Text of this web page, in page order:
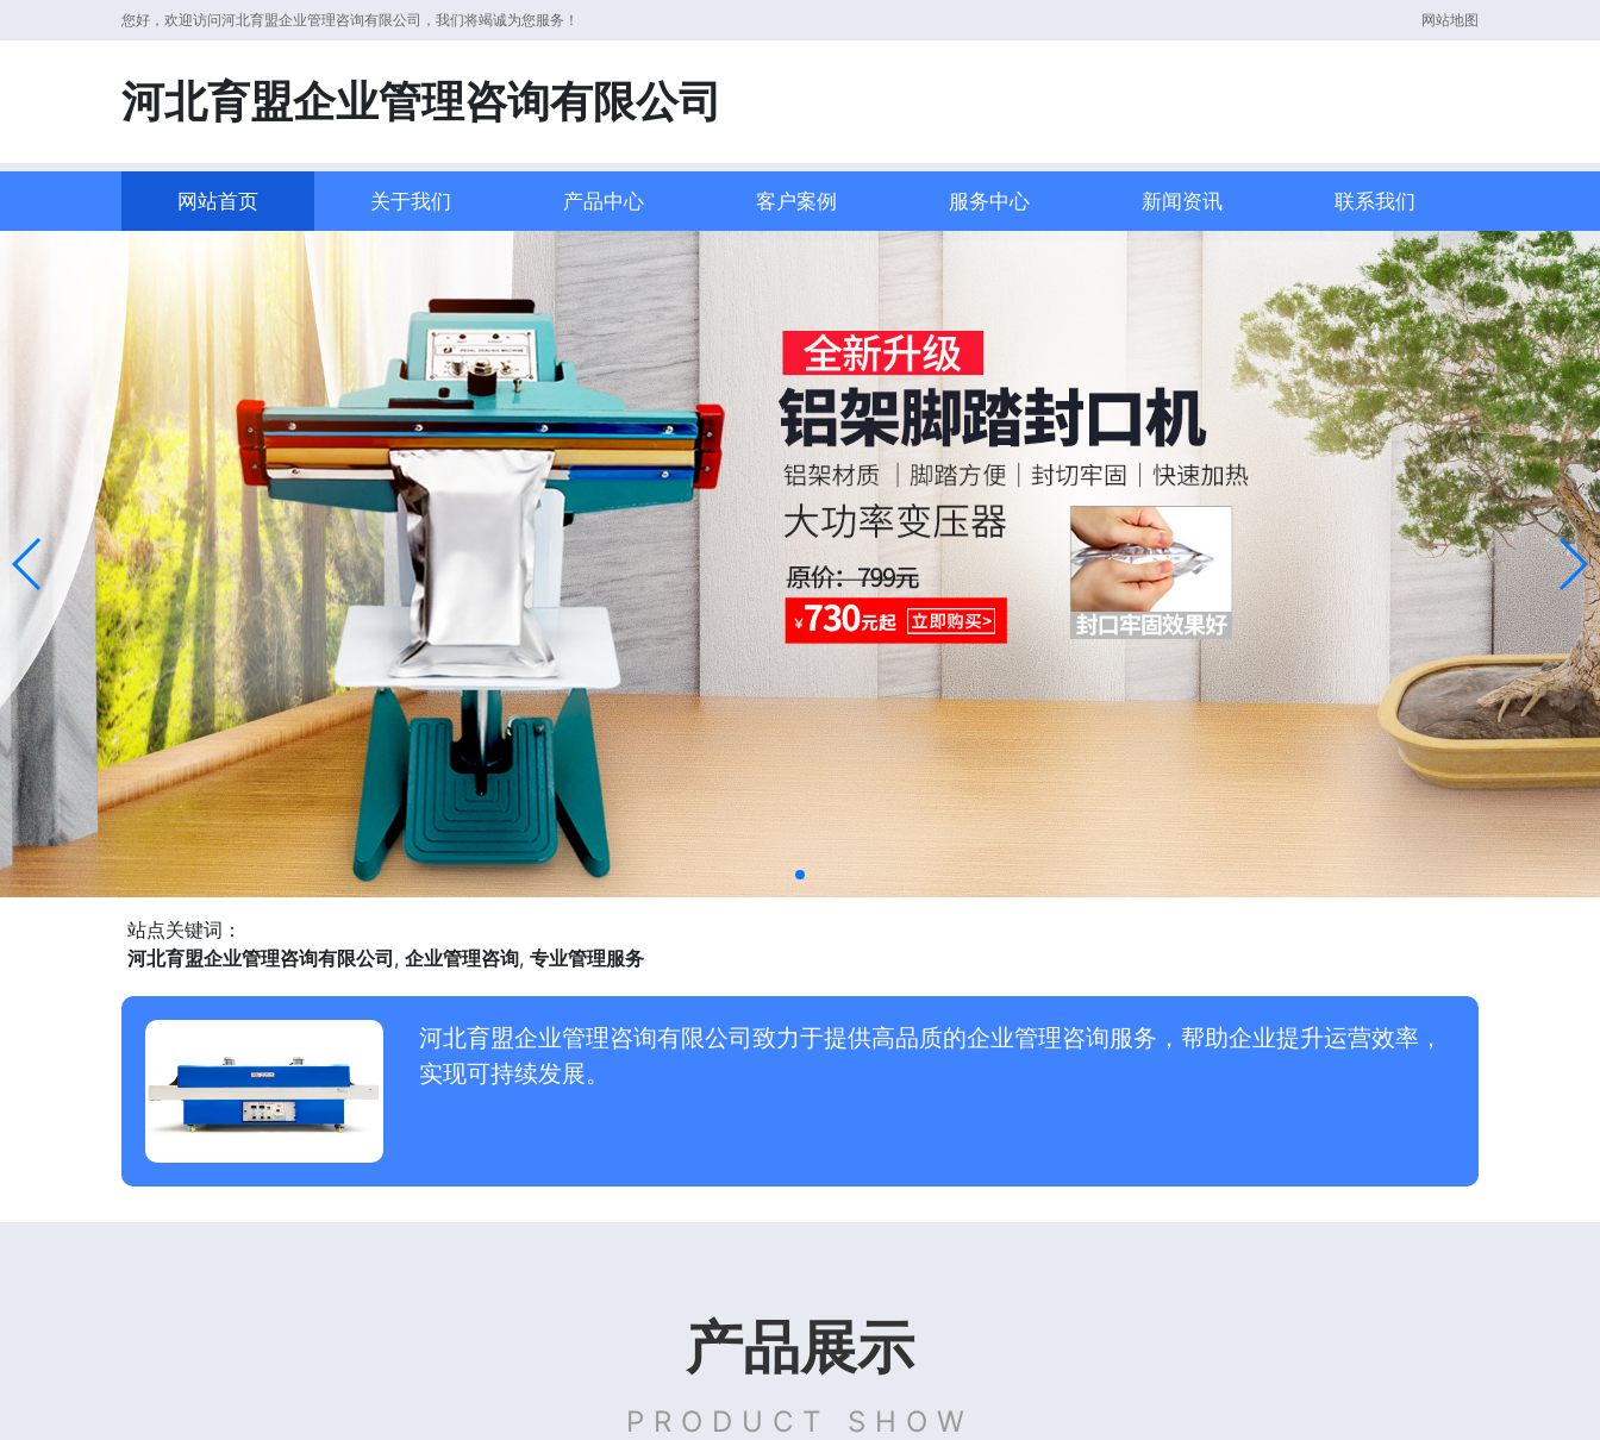
您好，欢迎访问河北育盟企业管理咨询有限公司，我们将竭诚为您服务！ 网站地图
河北育盟企业管理咨询有限公司
网站首页 关于我们 产品中心 客户案例 服务中心 新闻资讯 联系我们
站点关键词：
河北育盟企业管理咨询有限公司 , 企业管理咨询, 专业管理服务
河北育盟企业管理咨询有限公司致力于提供高品质的企业管理咨询服务，帮助企业提升运营效率，
实现可持续发展。
产品展示
PRODUCT SHOW